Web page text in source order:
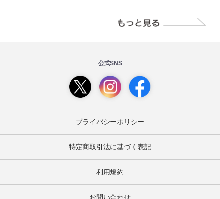
公式SNS
プライバシーポリシー
特定商取引法に基づく表記
利用規約
お問い合わせ